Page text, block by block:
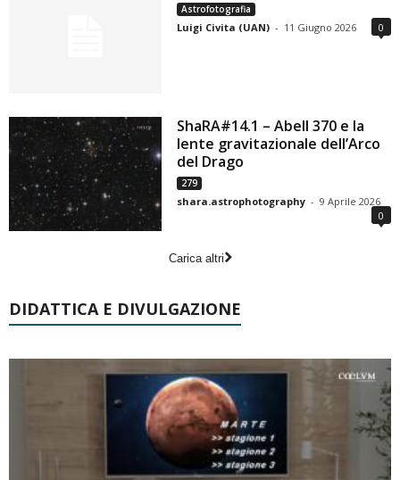
Astrofotografia
Luigi Civita (UAN) - 11 Giugno 2026 0
ShaRA#14.1 – Abell 370 e la
lente gravitazionale dell’Arco
del Drago
279
shara.astrophotography - 9 Aprile 2026
0
Carica altri
DIDATTICA E DIVULGAZIONE